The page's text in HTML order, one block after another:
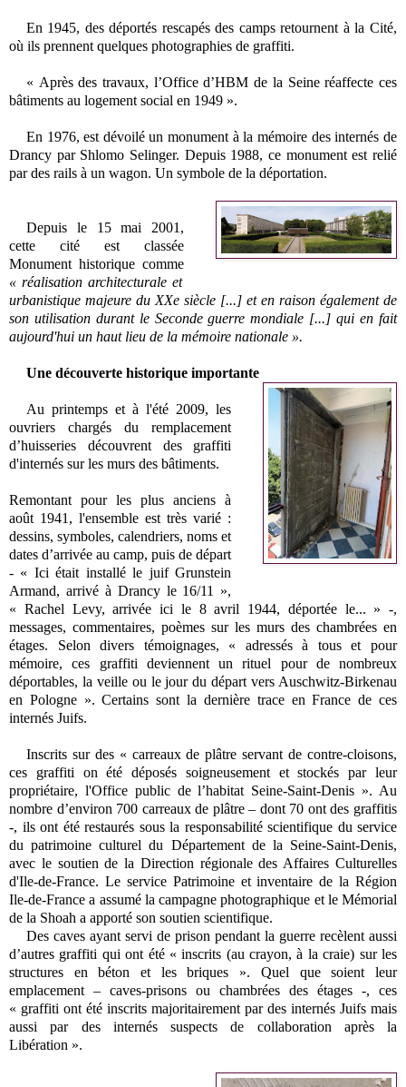
En 1945, des déportés rescapés des camps retournent à la Cité,
où ils prennent quelques photographies de graffiti.
« Après des travaux, l’Office d’HBM de la Seine réaffecte ces
bâtiments au logement social en 1949 ».
En 1976, est dévoilé un monument à la mémoire des internés de
Drancy par Shlomo Selinger. Depuis 1988, ce monument est relié
par des rails à un wagon. Un symbole de la déportation.
Depuis le 15 mai 2001,
cette cité est classée
Monument historique comme
« réalisation architecturale et
urbanistique majeure du XXe siècle [...] et en raison également de
son utilisation durant le Seconde guerre mondiale [...] qui en fait
aujourd'hui un haut lieu de la mémoire nationale ».
Une découverte historique importante
Au printemps et à l'été 2009, les
ouvriers chargés du remplacement
d’huisseries découvrent des graffiti
d'internés sur les murs des bâtiments.
Remontant pour les plus anciens à
août 1941, l'ensemble est très varié :
dessins, symboles, calendriers, noms et
dates d’arrivée au camp, puis de départ
- « Ici était installé le juif Grunstein
Armand, arrivé à Drancy le 16/11 »,
« Rachel Levy, arrivée ici le 8 avril 1944, déportée le... » -,
messages, commentaires, poèmes sur les murs des chambrées en
étages. Selon divers témoignages, « adressés à tous et pour
mémoire, ces graffiti deviennent un rituel pour de nombreux
déportables, la veille ou le jour du départ vers Auschwitz-Birkenau
en Pologne ». Certains sont la dernière trace en France de ces
internés Juifs.
Inscrits sur des « carreaux de plâtre servant de contre-cloisons,
ces graffiti on été déposés soigneusement et stockés par leur
propriétaire, l'Office public de l’habitat Seine-Saint-Denis ». Au
nombre d’environ 700 carreaux de plâtre – dont 70 ont des graffitis
-, ils ont été restaurés sous la responsabilité scientifique du service
du patrimoine culturel du Département de la Seine-Saint-Denis,
avec le soutien de la Direction régionale des Affaires Culturelles
d'Ile-de-France. Le service Patrimoine et inventaire de la Région
Ile-de-France a assumé la campagne photographique et le Mémorial
de la Shoah a apporté son soutien scientifique.
Des caves ayant servi de prison pendant la guerre recèlent aussi
d’autres graffiti qui ont été « inscrits (au crayon, à la craie) sur les
structures en béton et les briques ». Quel que soient leur
emplacement – caves-prisons ou chambrées des étages -, ces
« graffiti ont été inscrits majoritairement par des internés Juifs mais
aussi par des internés suspects de collaboration après la
Libération ».